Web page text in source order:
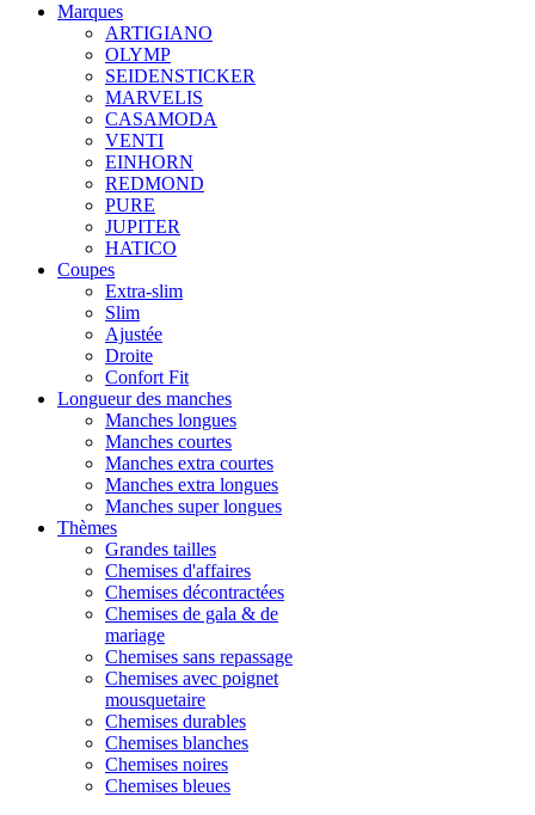
Marques
ARTIGIANO
OLYMP
SEIDENSTICKER
MARVELIS
CASAMODA
VENTI
EINHORN
REDMOND
PURE
JUPITER
HATICO
Coupes
Extra-slim
Slim
Ajustée
Droite
Confort Fit
Longueur des manches
Manches longues
Manches courtes
Manches extra courtes
Manches extra longues
Manches super longues
Thèmes
Grandes tailles
Chemises d'affaires
Chemises décontractées
Chemises de gala & de
mariage
Chemises sans repassage
Chemises avec poignet
mousquetaire
Chemises durables
Chemises blanches
Chemises noires
Chemises bleues